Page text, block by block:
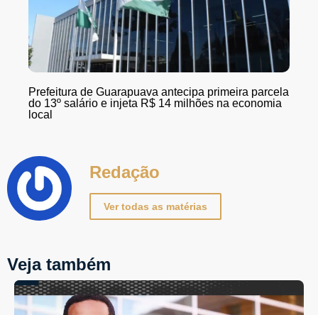
Prefeitura de Guarapuava antecipa primeira parcela
do 13º salário e injeta R$ 14 milhões na economia
local
Redação
Ver todas as matérias
Veja também